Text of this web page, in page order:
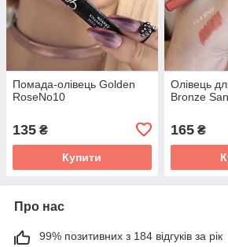
Помада-олівець Golden
RoseNo10
135 ₴
Купити
Олівець
Bronze
165₴
Про нас
99% позитивних з 184 відгуків за рік